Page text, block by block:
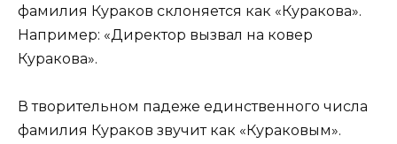
фамилия Кураков склоняется как «Куракова».
Например: «Директор вызвал на ковер
Куракова».
В творительном падеже единственного числа
фамилия Кураков звучит как «Кураковым».